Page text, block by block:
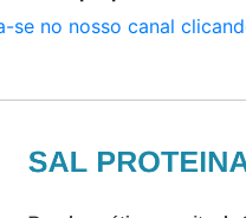
se no nosso canal